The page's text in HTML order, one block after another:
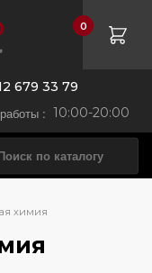
679 33 79
: 10:00-20:00
0
химия